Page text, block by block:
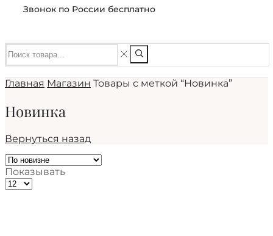
Звонок по России бесплатно
Главная Магазин Товары с меткой “Новинка”
Новинка
Вернуться назад
Показывать